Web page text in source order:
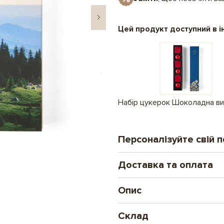
Цей продукт доступний в
Набір цукерок Шоколадна
Персоналізуйте свій
Друк на шоколаді
Новий формат
Доставка та оплата
Замовлення оплачені до 16.00
Нова Пошта - відділення
Опис
солодощі з нової української
Склад